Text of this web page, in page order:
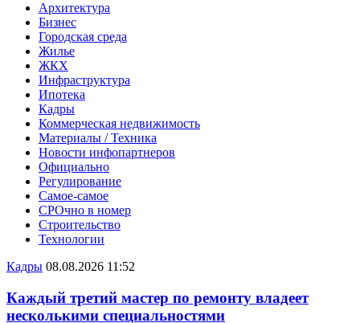
Архитектура
Бизнес
Городская среда
Жилье
ЖКХ
Инфраструктура
Ипотека
Кадры
Коммерческая недвижимость
Материалы / Техника
Новости инфопартнеров
Официально
Регулирование
Самое-самое
СРОчно в номер
Строительство
Технологии
Кадры 08.08.2026 11:52
Каждый третий мастер по ремонту владеет
несколькими специальностями